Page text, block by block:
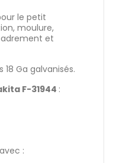
le petit
moulure,
et
Ga galvanisés.
F-31944 :
: